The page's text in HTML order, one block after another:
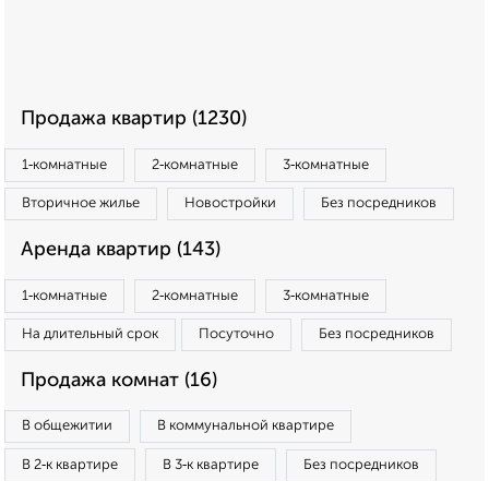
Продажа квартир (1230)
1‑комнатные 2‑комнатные 3‑комнатные
Вторичное жилье Новостройки Без посредников
Аренда квартир (143)
1‑комнатные 2‑комнатные 3‑комнатные
На длительный срок Посуточно Без посредников
Продажа комнат (16)
В общежитии В коммунальной квартире
В 2‑к квартире В 3‑к квартире Без посредников